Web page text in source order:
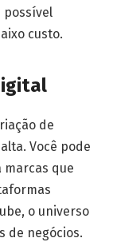
possível
custo.
de
Você pode
que
o universo
de negócios.